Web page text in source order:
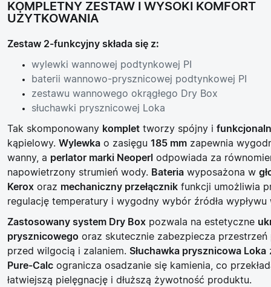
KOMPLETNY ZESTAW I WYSOKI KOMFORT
UŻYTKOWANIA
Zestaw 2-funkcyjny składa się z:
wylewki wannowej podtynkowej PI
baterii wannowo-prysznicowej podtynkowej PI
zestawu wannowego okrągłego Dry Box
słuchawki prysznicowej Loka
Tak skomponowany komplet tworzy spójny i
kąpielowy. Wylewka o zasięgu 185 mm zapewnia
wanny, a perlator marki Neoperl odpowiada za
napowietrzony strumień wody. Bateria wyposażona w
Kerox oraz mechaniczny przełącznik funkcji umożliwia
regulację temperatury i wygodny wybór źródła wypływu
Zastosowany system Dry Box pozwala na estetyczne
prysznicowego oraz skutecznie zabezpiecza przestrzeń
przed wilgocią i zalaniem. Słuchawka prysznicowa Loka
Pure-Calc ogranicza osadzanie się kamienia, co
łatwiejszą pielęgnację i dłuższą żywotność produktu.